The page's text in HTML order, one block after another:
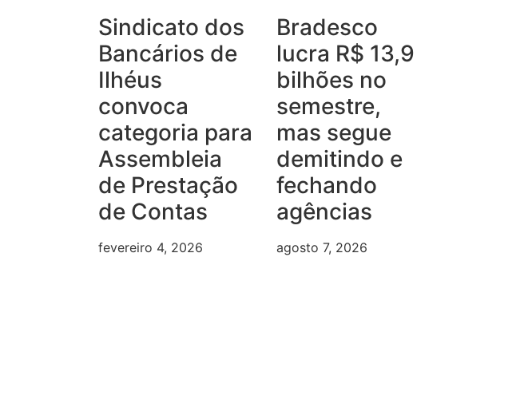
Sindicato dos
Bancários de
Ilhéus
convoca
categoria para
Assembleia
de Prestação
de Contas
fevereiro 4, 2026
Bradesco
lucra R$ 13,9
bilhões no
semestre,
mas segue
demitindo e
fechando
agências
agosto 7, 2026